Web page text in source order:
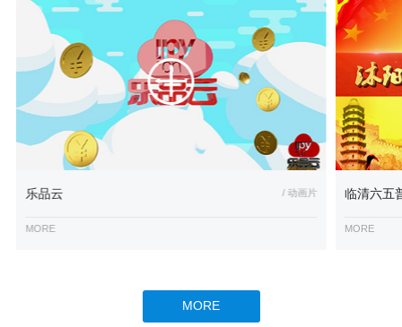
乐品云 / 动画片
MORE
临清六五
MORE
MORE